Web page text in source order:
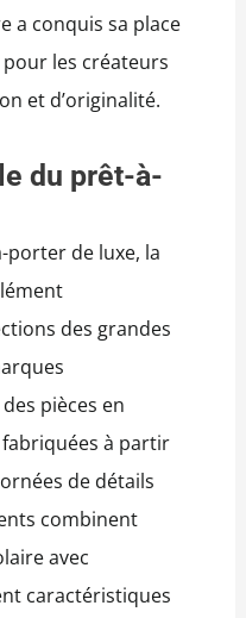
a conquis sa place
les créateurs
et d’originalité.
du prêt-à-
porter de luxe, la
des grandes
pièces en
à partir
de détails
combinent
avec
caractéristiques